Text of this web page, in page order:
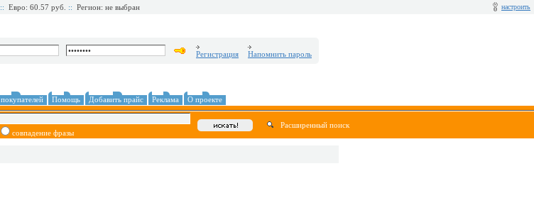
:: Евро: 60.57 руб. :: Регион: не выбран настроить
Регистрация Напомнить пароль
Помощь Добавить прайс Реклама О проекте
совпадение фразы
Расширенный поиск